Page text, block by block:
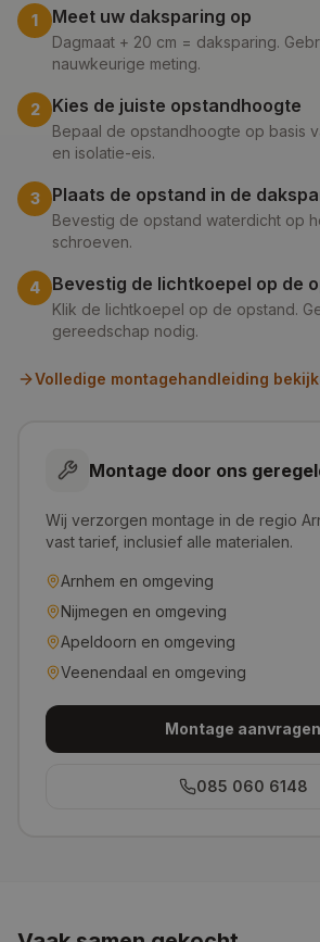
1 Meet uw daksparing op
Dagmaat + 20 cm = daksparing.
nauwkeurige meting.
2 Kies de juiste opstandhoogte
Bepaal de opstandhoogte op basis
en isolatie-eis.
3 Plaats de opstand in de
Bevestig de opstand waterdicht op
schroeven.
4 Bevestig de lichtkoepel op de
Klik de lichtkoepel op de opstand.
gereedschap nodig.
Volledige montagehandleiding
Montage door ons
Wij verzorgen montage in de regio
vast tarief, inclusief alle materialen.
Arnhem en omgeving
Nijmegen en omgeving
Apeldoorn en omgeving
Veenendaal en omgeving
Montage aanvragen
085 060 6148